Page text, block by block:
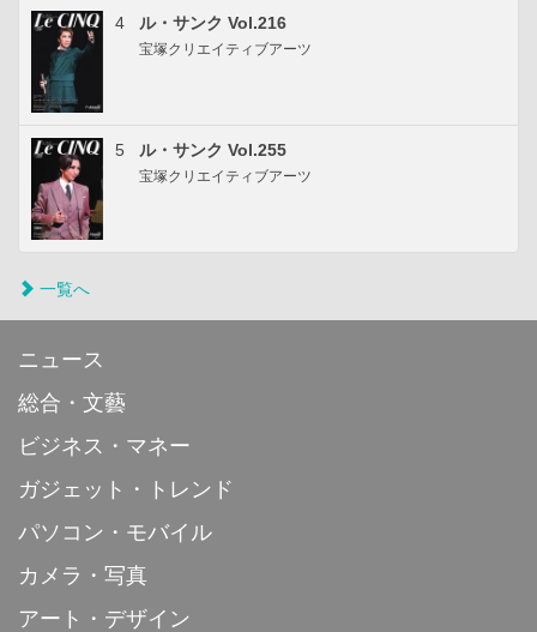
4 ル・サンク Vol.216
宝塚クリエイティブアーツ
5 ル・サンク Vol.255
宝塚クリエイティブアーツ
一覧へ
ニュース
総合・文藝
ビジネス・マネー
ガジェット・トレンド
パソコン・モバイル
カメラ・写真
アート・デザイン